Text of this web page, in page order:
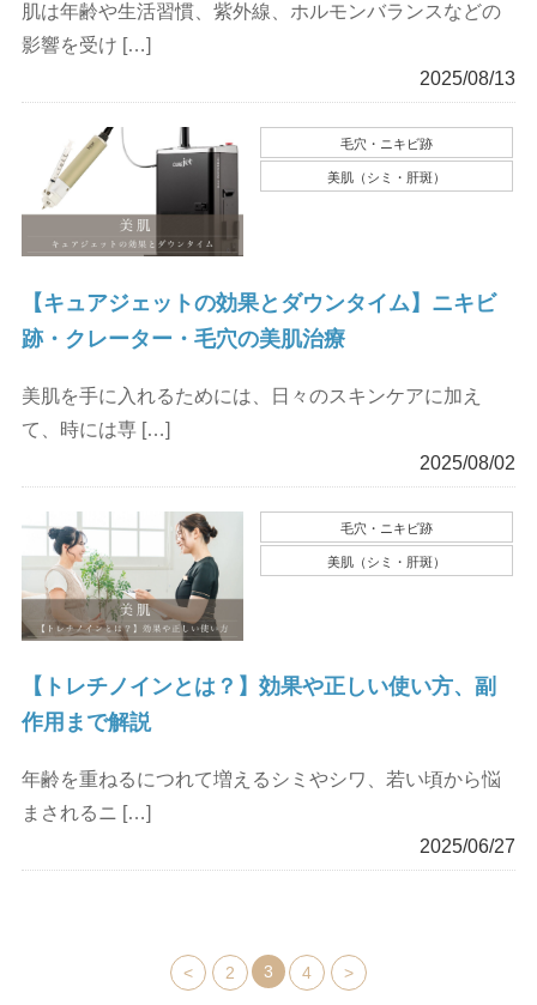
肌は年齢や生活習慣、紫外線、ホルモンバランスなどの
影響を受け […]
2025/08/13
毛穴・ニキビ跡
美肌（シミ・肝斑）
【キュアジェットの効果とダウンタイム】ニキビ
跡・クレーター・毛穴の美肌治療
美肌を手に入れるためには、日々のスキンケアに加え
て、時には専 […]
2025/08/02
毛穴・ニキビ跡
美肌（シミ・肝斑）
【トレチノインとは？】効果や正しい使い方、副
作用まで解説
年齢を重ねるにつれて増えるシミやシワ、若い頃から悩
まされるニ […]
2025/06/27
< 2 3 4 >